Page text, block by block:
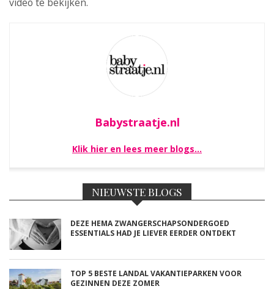
Babystraatje.nl
Klik hier en lees meer blogs…
NIEUWSTE BLOGS
DEZE HEMA ZWANGERSCHAPSONDERGOED
ESSENTIALS HAD JE LIEVER EERDER ONTDEKT
TOP 5 BESTE LANDAL VAKANTIEPARKEN VOOR
GEZINNEN DEZE ZOMER